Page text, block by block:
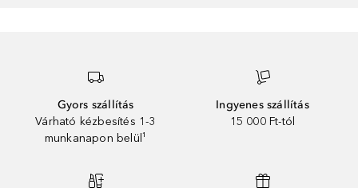
Gyors szállítás
Várható kézbesítés 1-3
munkanapon belül¹
Ingyenes szállítás
15 000 Ft-tól